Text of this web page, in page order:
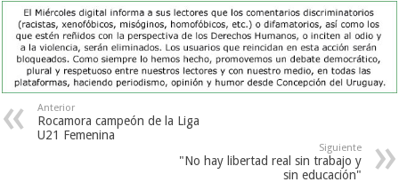
Anterior
Rocamora campeón de la Liga
U21 Femenina
Siguiente
"No hay libertad real sin trabajo y
sin educación"